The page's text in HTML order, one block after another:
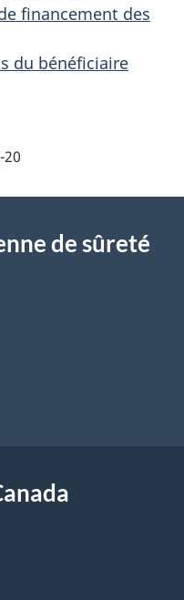
financement des
du bénéficiaire
20
de sûreté